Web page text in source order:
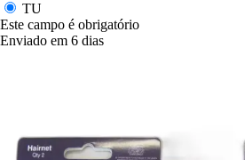
TU
Este campo é obrigatório
Enviado em 6 dias